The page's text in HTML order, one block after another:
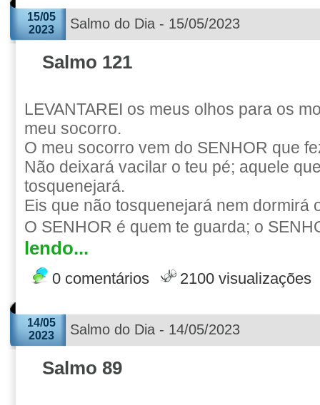
15/05
2023
Salmo do Dia - 15/05/2023
Salmo 121
LEVANTAREI os meus olhos para os
meu socorro.
O meu socorro vem do SENHOR que
Não deixará vacilar o teu pé; aquele
tosquenejará.
Eis que não tosquenejará nem dormirá
O SENHOR é quem te guarda; o
lendo...
0 comentários 2100 visualizações
14/05
2023
Salmo do Dia - 14/05/2023
Salmo 89